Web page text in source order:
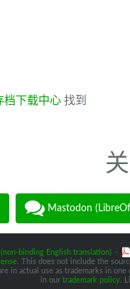
档下载中心 找到
Mastodon
binding English translation) -
. This does not include the
in actual use as trademarks in
in our trademark policy.